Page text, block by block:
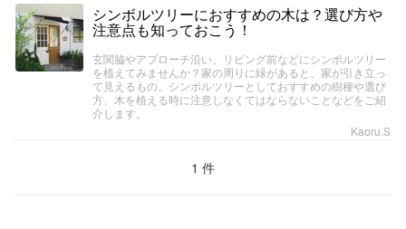
シンボルツリーにおすすめの木は？選び方や
注意点も知っておこう！
玄関脇やアプローチ沿い、リビング前などにシンボルツリー
を植えてみませんか？家の周りに緑があると、家が引き立っ
て見えるもの。シンボルツリーとしておすすめの樹種や選び
方、木を植える時に注意しなくてはならないことなどをご紹
介します。
Kaoru.S
1 件